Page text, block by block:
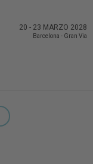
20 - 23 MARZO 2028
Barcelona - Gran Via